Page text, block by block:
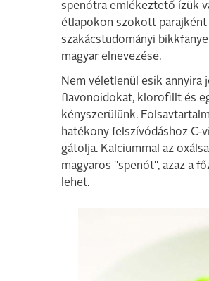
spenótra emlékeztető ízük
étlapokon szokott parajként
szakácstudományi
magyar elnevezése.
Nem véletlenül esik annyira
flavonoidokat, klorofillt és
kényszerülünk.
hatékony felszívódáshoz C-
gátolja. Kalciummal az
magyaros "spenót", azaz a
lehet.